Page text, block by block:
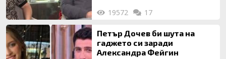
19572 17
Петър Дочев би шута на
гаджето си заради
Александра Фейгин